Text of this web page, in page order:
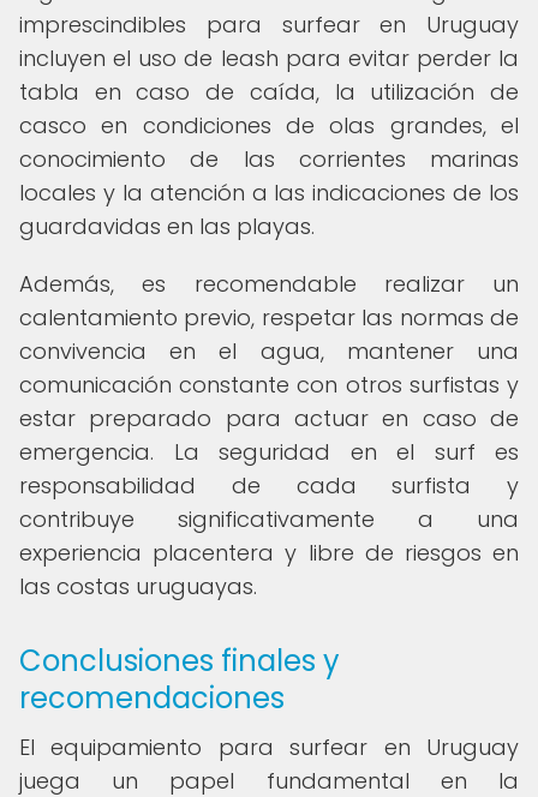
imprescindibles para surfear en Uruguay
incluyen el uso de leash para evitar perder la
tabla en caso de caída, la utilización de
casco en condiciones de olas grandes, el
conocimiento de las corrientes marinas
locales y la atención a las indicaciones de los
guardavidas en las playas.
Además, es recomendable realizar un
calentamiento previo, respetar las normas de
convivencia en el agua, mantener una
comunicación constante con otros surfistas y
estar preparado para actuar en caso de
emergencia. La seguridad en el surf es
responsabilidad de cada surfista y
contribuye significativamente a una
experiencia placentera y libre de riesgos en
las costas uruguayas.
Conclusiones finales y
recomendaciones
El equipamiento para surfear en Uruguay
juega un papel fundamental en la